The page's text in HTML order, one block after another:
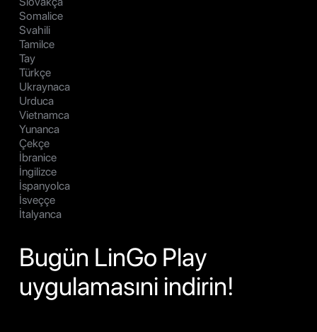
Somalice
Svahili
Tamilce
Tay
Türkçe
Ukraynaca
Urduca
Vietnamca
Yunanca
Çekçe
İbranice
İngilizce
İspanyolca
İsveççe
İtalyanca
Bugün LinGo Play
uygulamasıni indirin!